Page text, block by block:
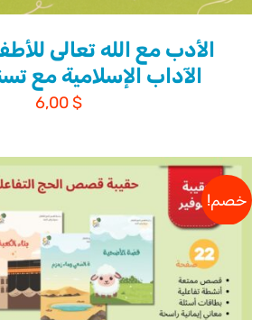
الأدب مع الله تعالى
الآداب الإسلامية مع
6,00$
خصم!